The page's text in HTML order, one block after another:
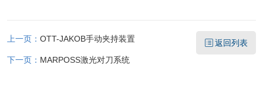
上一页： OTT-JAKOB手动夹持装置
下一页： MARPOSS激光对刀系统
返回列表